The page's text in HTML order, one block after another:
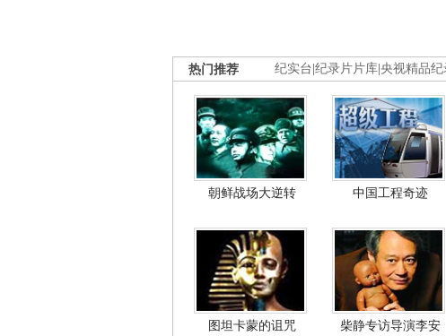
纪实台 纪录片片库 央视精品纪
热门推荐
朝鲜战场大逆转 中国工程奇迹
图坦卡蒙的诅咒 柴静专访导演李安